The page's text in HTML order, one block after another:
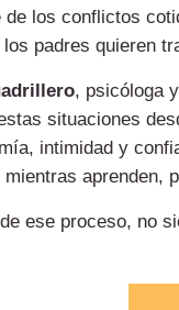
de los conflictos
padres quieren
, psicóloga
situaciones
intimidad y
aprenden,
ese proceso, no